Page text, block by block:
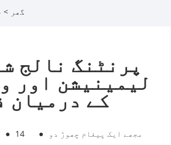
گھر >
پرنٹنگ نالج
لیمینیشن اور
کے درمیان
● 14 ● مجھے ایک پیغام چھوڑ دو